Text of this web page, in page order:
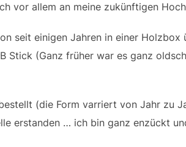
vor allem an meine zukünftigen
seit einigen Jahren in einer
Stick (Ganz früher war es ganz
(die Form varriert von Jahr zu
erstanden … ich bin ganz enzückt